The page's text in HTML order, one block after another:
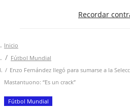
Recordar
Inicio
Fútbol Mundial
Enzo Fernández llegó para sumarse a la
Mastantuono: “Es un crack”
Fútbol Mundial